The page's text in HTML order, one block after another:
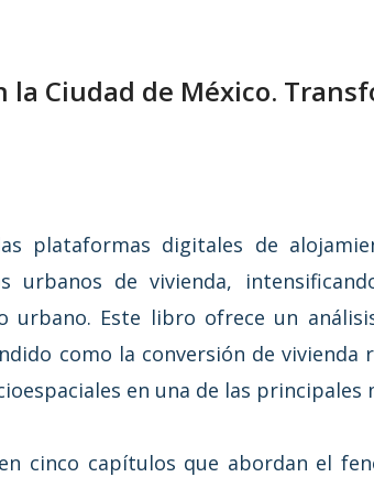
Ciudad de México.
plataformas digitales de
urbanos de vivienda,
urbano. Este libro ofrece un
como la conversión de
en una de las
cinco capítulos que abordan el